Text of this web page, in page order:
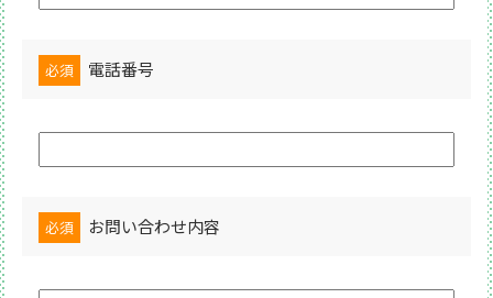
必須 電話番号
必須 お問い合わせ内容